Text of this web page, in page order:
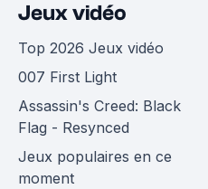
Jeux vidéo
Top 2026 Jeux vidéo
007 First Light
Assassin's Creed: Black
Flag - Resynced
Jeux populaires en ce
moment